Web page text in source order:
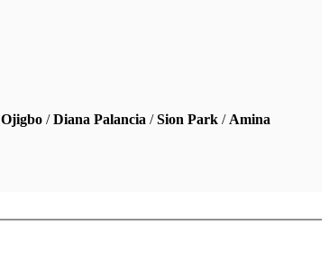
/Diana Palancia /Sion Park /Amina